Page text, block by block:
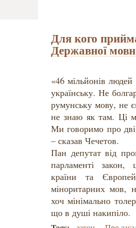
Для кого
Державної
«46 мільйонів
українську. Не
румунську мову, не
не знаю як там. Ці
Ми говоримо про дві
– сказав Чечетов.
Пан депутат від
парламенті закон,
країни та
міноритарних мов,
хоч мінімально
що в душі накипіло.